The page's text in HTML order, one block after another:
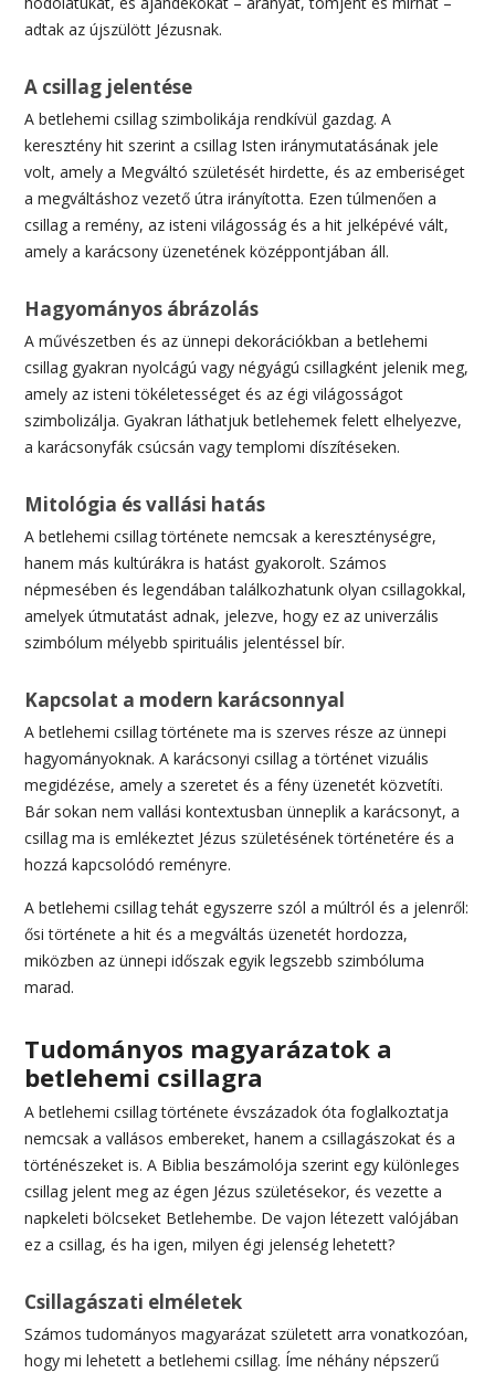
adtak az újszülött Jézusnak.
A csillag jelentése
A betlehemi csillag szimbolikája rendkívül gazdag. A
keresztény hit szerint a csillag Isten iránymutatásának jele
volt, amely a Megváltó születését hirdette, és az emberiséget
a megváltáshoz vezető útra irányította. Ezen túlmenően a
csillag a remény, az isteni világosság és a hit jelképévé vált,
amely a karácsony üzenetének középpontjában áll.
Hagyományos ábrázolás
A művészetben és az ünnepi dekorációkban a betlehemi
csillag gyakran nyolcágú vagy négyágú csillagként jelenik meg,
amely az isteni tökéletességet és az égi világosságot
szimbolizálja. Gyakran láthatjuk betlehemek felett elhelyezve,
a karácsonyfák csúcsán vagy templomi díszítéseken.
Mitológia és vallási hatás
A betlehemi csillag története nemcsak a kereszténységre,
hanem más kultúrákra is hatást gyakorolt. Számos
népmesében és legendában találkozhatunk olyan csillagokkal,
amelyek útmutatást adnak, jelezve, hogy ez az univerzális
szimbólum mélyebb spirituális jelentéssel bír.
Kapcsolat a modern karácsonnyal
A betlehemi csillag története ma is szerves része az ünnepi
hagyományoknak. A karácsonyi csillag a történet vizuális
megidézése, amely a szeretet és a fény üzenetét közvetíti.
Bár sokan nem vallási kontextusban ünneplik a karácsonyt, a
csillag ma is emlékeztet Jézus születésének történetére és a
hozzá kapcsolódó reményre.
A betlehemi csillag tehát egyszerre szól a múltról és a jelenről:
ősi története a hit és a megváltás üzenetét hordozza,
miközben az ünnepi időszak egyik legszebb szimbóluma
marad.
Tudományos magyarázatok a
betlehemi csillagra
A betlehemi csillag története évszázadok óta foglalkoztatja
nemcsak a vallásos embereket, hanem a csillagászokat és a
történészeket is. A Biblia beszámolója szerint egy különleges
csillag jelent meg az égen Jézus születésekor, és vezette a
napkeleti bölcseket Betlehembe. De vajon létezett valójában
ez a csillag, és ha igen, milyen égi jelenség lehetett?
Csillagászati elméletek
Számos tudományos magyarázat született arra vonatkozóan,
hogy mi lehetett a betlehemi csillag. Íme néhány népszerű